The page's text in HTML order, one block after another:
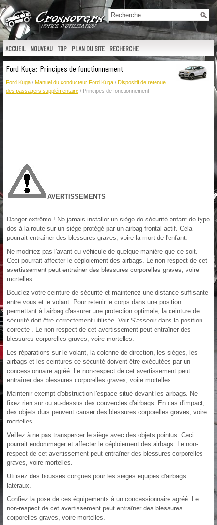
ACCUEIL NOUVEAU TOP PLAN DU SITE RECHERCHE
Ford Kuga: Principes de fonctionnement
Ford Kuga / Manuel du conducteur Ford Kuga / Dispositif de retenue
des passagers supplémentaire / Principes de fonctionnement
AVERTISSEMENTS
Danger extrême ! Ne jamais installer un siège de sécurité enfant de type
dos à la route sur un siège protégé par un airbag frontal actif. Cela
pourrait entraîner des blessures graves, voire la mort de l'enfant.
Ne modifiez pas l'avant du véhicule de quelque manière que ce soit.
Ceci pourrait affecter le déploiement des airbags. Le non-respect de cet
avertissement peut entraîner des blessures corporelles graves, voire
mortelles.
Bouclez votre ceinture de sécurité et maintenez une distance suffisante
entre vous et le volant. Pour retenir le corps dans une position
permettant à l'airbag d'assurer une protection optimale, la ceinture de
sécurité doit être correctement utilisée. Voir S'asseoir dans la position
correcte . Le non-respect de cet avertissement peut entraîner des
blessures corporelles graves, voire mortelles.
Les réparations sur le volant, la colonne de direction, les sièges, les
airbags et les ceintures de sécurité doivent être exécutées par un
concessionnaire agréé. Le non-respect de cet avertissement peut
entraîner des blessures corporelles graves, voire mortelles.
Maintenir exempt d'obstruction l'espace situé devant les airbags. Ne
fixez rien sur ou au-dessus des couvercles d'airbags. En cas d'impact,
des objets durs peuvent causer des blessures corporelles graves, voire
mortelles.
Veillez à ne pas transpercer le siège avec des objets pointus. Ceci
pourrait endommager et affecter le déploiement des airbags. Le non-
respect de cet avertissement peut entraîner des blessures corporelles
graves, voire mortelles.
Utilisez des housses conçues pour les sièges équipés d'airbags
latéraux.
Confiez la pose de ces équipements à un concessionnaire agréé. Le
non-respect de cet avertissement peut entraîner des blessures
corporelles graves, voire mortelles.